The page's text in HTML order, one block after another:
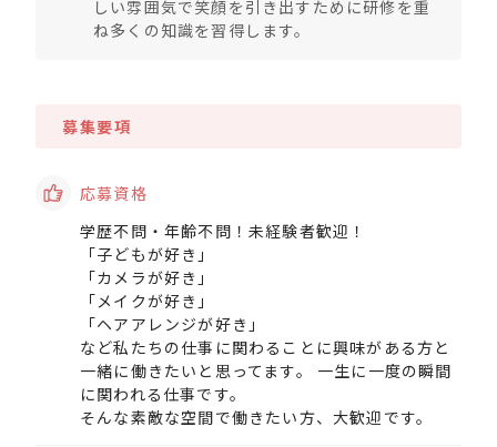
しい雰囲気で笑顔を引き出すために研修を重
ね多くの知識を習得します。
募集要項
応募資格
学歴不問・年齢不問！未経験者歓迎！
「子どもが好き」
「カメラが好き」
「メイクが好き」
「ヘアアレンジが好き」
など私たちの仕事に関わることに興味がある方と
一緒に働きたいと思ってます。 一生に一度の瞬間
に関われる仕事です。
そんな素敵な空間で働きたい方、大歓迎です。